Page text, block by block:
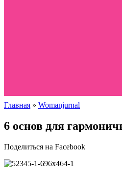
Главная » Womanjurnal
6 основ для
Поделиться на Facebook